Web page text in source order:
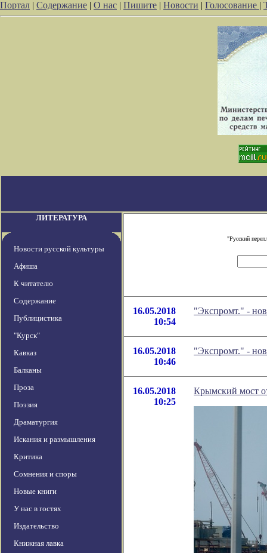
Портал | Содержание | О нас | Пишите | Новости | Голосование |
ЛИТЕРАТУРА
Новости русской культуры
Афиша
К читателю
Содержание
Публицистика
"Курск"
Кавказ
Балканы
Проза
Поэзия
Драматургия
Искания и размышления
Критика
Сомнения и споры
Новые книги
У нас в гостях
Издательство
Книжная лавка
"Русский
16.05.2018
10:54
"Экспромт." -
16.05.2018
10:46
"Экспромт." -
16.05.2018
10:25
Крымский мост